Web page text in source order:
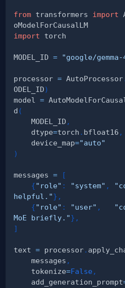
from transformers import
import
MODEL_ID = "google/
processor = AutoProcessor
ODEL_ID)
model =
d (
    MODEL_ID
,
    dtype
=torch . bfloat16 ,
    device_map
="auto"
)
messages =
[
{"role" : "system" ,
helpful."} ,
{"role" : "user" ,
MoE briefly."} ,
]
text = processor.
    messages
,
    tokenize
=False ,
    add_generation_prompt